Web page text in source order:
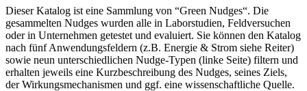
Dieser Katalog ist eine Sammlung von “Green Nudges“. Die
gesammelten Nudges wurden alle in Laborstudien, Feldversuchen
oder in Unternehmen getestet und evaluiert. Sie können den Katalog
nach fünf Anwendungsfeldern (z.B. Energie & Strom siehe Reiter)
sowie neun unterschiedlichen Nudge-Typen (linke Seite) filtern und
erhalten jeweils eine Kurzbeschreibung des Nudges, seines Ziels,
der Wirkungsmechanismen und ggf. eine wissenschaftliche Quelle.